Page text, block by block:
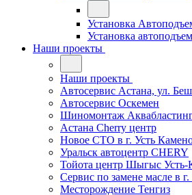
Установка
Установка
Наши проекты
Наши проекты
Автосервис Астана, ул.
Автосервис Оскемен
Шиномонтаж
Астана Cherry центр
Новое СТО в г. Усть
Уральск автоцентр CHERY
Тойота центр Шыгыс Усть-
Сервис по замене масле в г.
Месторождение Тенгиз